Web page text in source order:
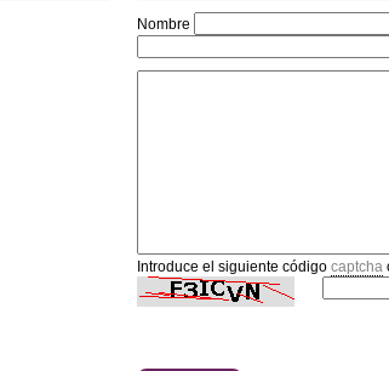
Nombre
Introduce el siguiente código captcha